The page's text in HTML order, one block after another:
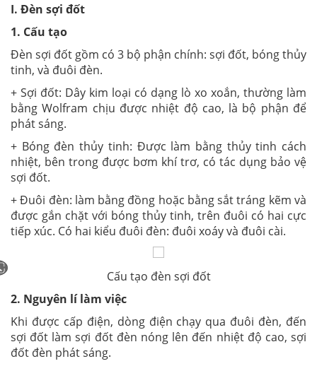
I. Đèn sợi đốt
1. Cấu tạo
Đèn sợi đốt gồm có 3 bộ phận chính: sợi đốt, bóng thủy
tinh, và đuôi đèn.
+ Sợi đốt: Dây kim loại có dạng lò xo xoắn, thường làm
bằng Wolfram chịu được nhiệt độ cao, là bộ phận để
phát sáng.
+ Bóng đèn thủy tinh: Được làm bằng thủy tinh cách
nhiệt, bên trong được bơm khí trơ, có tác dụng bảo vệ
sợi đốt.
+ Đuôi đèn: làm bằng đồng hoặc bằng sắt tráng kẽm và
được gắn chặt với bóng thủy tinh, trên đuôi có hai cực
tiếp xúc. Có hai kiểu đuôi đèn: đuôi xoáy và đuôi cài.
Cấu tạo đèn sợi đốt
2. Nguyên lí làm việc
Khi được cấp điện, dòng điện chạy qua đuôi đèn, đến
sợi đốt làm sợi đốt đèn nóng lên đến nhiệt độ cao, sợi
đốt đèn phát sáng.